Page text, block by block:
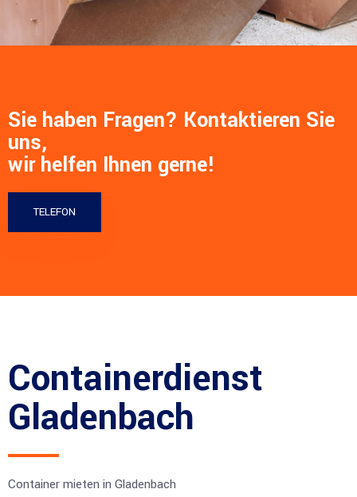
Sie haben Fragen? Kontaktieren Sie
uns,
wir helfen Ihnen gerne!
TELEFON
Containerdienst
Gladenbach
Container mieten in Gladenbach